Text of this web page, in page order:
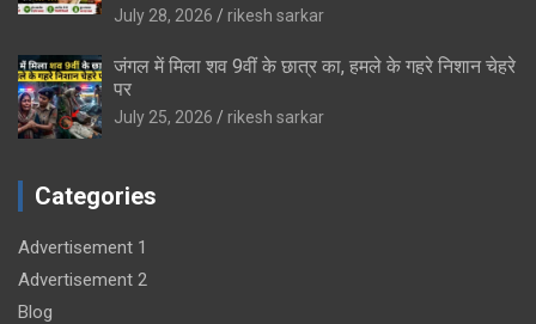
July 28, 2026 rikesh sarkar
जंगल में मिला शव 9वीं के छात्र का, हमले के गहरे निशान चेहरे
पर
July 25, 2026 rikesh sarkar
Categories
Advertisement 1
Advertisement 2
Blog